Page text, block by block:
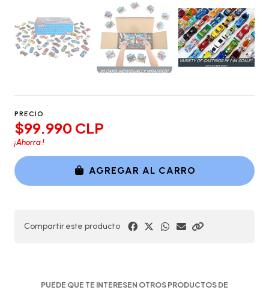
PRECIO
$99.990 CLP
¡Ahorra!
AGREGAR AL CARRO
Compartir este producto
PUEDE QUE TE INTERESEN OTROS PRODUCTOS DE